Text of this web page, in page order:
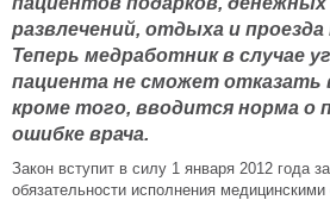
развлечений, отдыха и
Теперь медработник в случае
пациента не сможет отказать
кроме того, вводится норма о
ошибке врача.
Закон вступит в силу 1 января 2012 года
обязательности исполнения